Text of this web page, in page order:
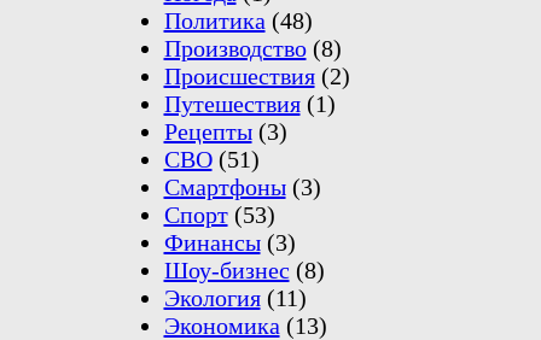
Политика (48)
Производство(8)
Происшествия(2)
Путешествия(1)
Рецепты(3)
СВО(51)
Смартфоны(3)
Спорт(53)
Финансы(3)
Шоу-бизнес (8)
Экология(11)
Экономика (13)